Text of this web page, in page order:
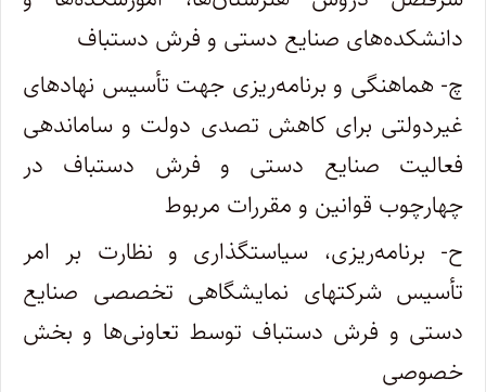
دانشکده‌های صنایع دستی و فرش دستباف
چ- هماهنگی و برنامه‌ریزی جهت تأسیس نهادهای
غیردولتی برای کاهش تصدی دولت و ساماندهی
فعالیت صنایع دستی و فرش دستباف در
چهارچوب قوانین و مقررات مربوط
ح- برنامه‌ریزی، سیاستگذاری و نظارت بر امر
تأسیس شرکتهای نمایشگاهی تخصصی صنایع
دستی و فرش دستباف توسط تعاونی‌ها و بخش
خصوصی